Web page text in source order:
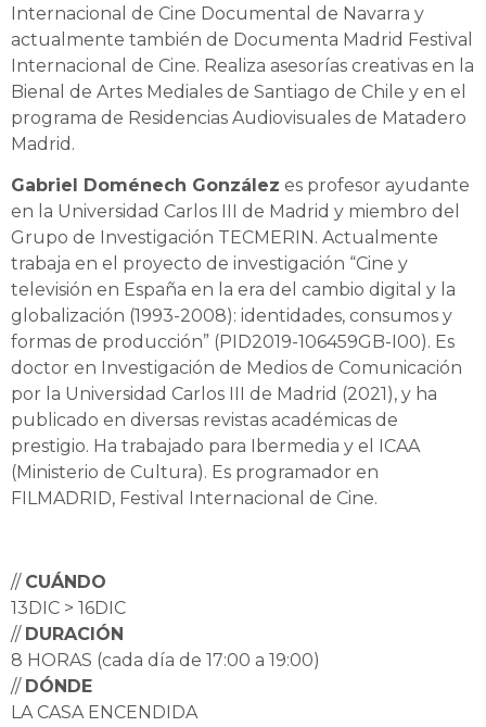
Internacional de Cine Documental de Navarra y
actualmente también de Documenta Madrid Festival
Internacional de Cine. Realiza asesorías creativas en la
Bienal de Artes Mediales de Santiago de Chile y en el
programa de Residencias Audiovisuales de Matadero
Madrid.
Gabriel Doménech González es profesor ayudante
en la Universidad Carlos III de Madrid y miembro del
Grupo de Investigación TECMERIN. Actualmente
trabaja en el proyecto de investigación “Cine y
televisión en España en la era del cambio digital y la
globalización (1993-2008): identidades, consumos y
formas de producción” (PID2019-106459GB-I00). Es
doctor en Investigación de Medios de Comunicación
por la Universidad Carlos III de Madrid (2021), y ha
publicado en diversas revistas académicas de
prestigio. Ha trabajado para Ibermedia y el ICAA
(Ministerio de Cultura). Es programador en
FILMADRID, Festival Internacional de Cine.
// CUÁNDO
13DIC > 16DIC
// DURACIÓN
8 HORAS (cada día de 17:00 a 19:00)
// DÓNDE
LA CASA ENCENDIDA